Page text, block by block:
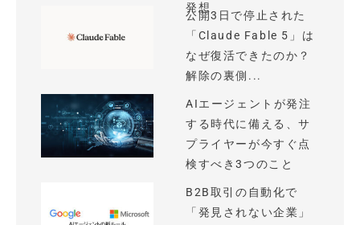
発想
公開3日で停止された
「Claude Fable 5」は
なぜ復活できたのか？
解除の裏側...
AIエージェントが発注
する時代に備える、サ
プライヤーが今すぐ点
検すべき3つのこと
B2B取引の自動化で
「発見されない企業」